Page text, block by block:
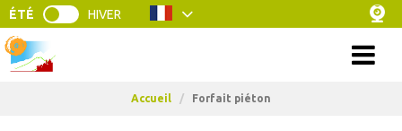
ÉTÉ HIVER
Accueil / Forfait piéton